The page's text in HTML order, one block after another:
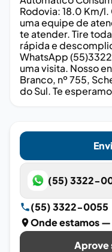
Rodovia: 18.0 Km/
uma equipe de
te atender. Tire
rápida e
WhatsApp
uma visita. Nosso
Branco, nº 755,
do Sul. Te
(55) 3322-
(55) 3322-0055
Onde estamos—
Aprove